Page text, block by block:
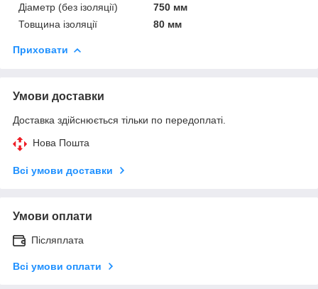
Діаметр (без ізоляції)
750 мм
Товщина ізоляції
80 мм
Приховати
Умови доставки
Доставка здійснюється тільки по передоплаті.
Нова Пошта
Всі умови доставки
Умови оплати
Післяплата
Всі умови оплати